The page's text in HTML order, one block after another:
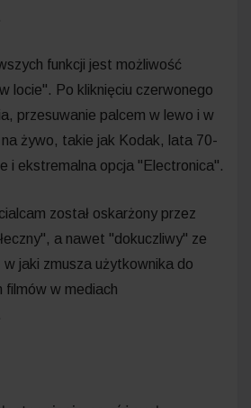
funkcji jest możliwość
locie". Po kliknięciu czerwonego
przesuwanie palcem w lewo i w
żywo, takie jak Kodak, lata 70-
i ekstremalna opcja "Electronica".
został oskarżony przez
a nawet "dokuczliwy" ze
jaki zmusza użytkownika do
filmów w mediach